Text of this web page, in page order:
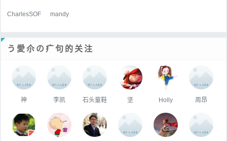
CharlesSOF mandy
う愛尒の疒句的关注
神 李凯 石头童鞋 坚 Holly 周昂